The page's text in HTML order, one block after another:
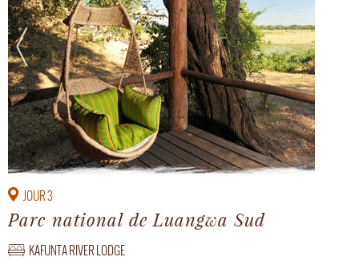
JOUR 3
Parc national de Luangwa Sud
KAFUNTA RIVER LODGE